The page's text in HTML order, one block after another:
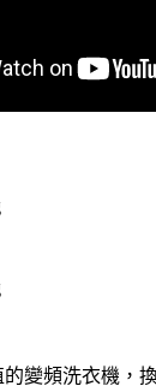
變頻洗衣機，